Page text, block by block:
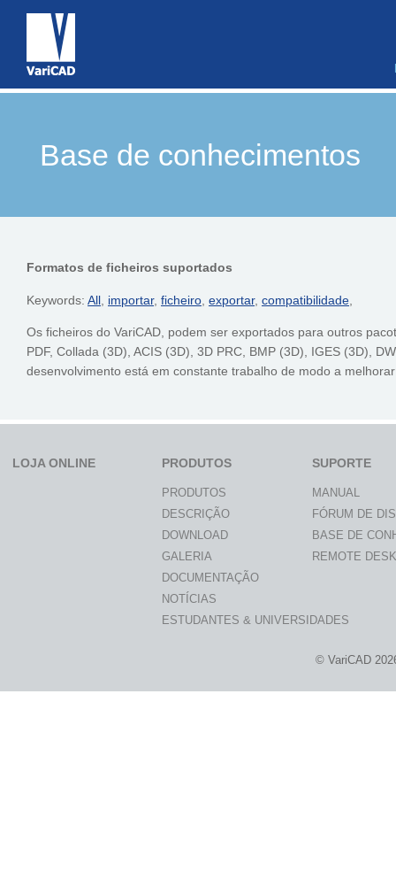
Base de conhecimentos
Formatos de ficheiros suportados
Keywords: All, importar, ficheiro, exportar, compatibilidade,
Os ficheiros do VariCAD, podem ser exportados para outros
PDF, Collada (3D), ACIS (3D), 3D PRC, BMP (3D), IGES (3D),
desenvolvimento está em constante trabalho de modo a
LOJA ONLINE PRODUTOS
PRODUTOS
DESCRIÇÃO
DOWNLOAD
GALERIA
DOCUMENTAÇÃO
NOTÍCIAS
ESTUDANTES & UNIVERSIDADES
SUPORTE
MANUAL
FÓRUM DE
BASE DE
REMOTE
© VariCAD